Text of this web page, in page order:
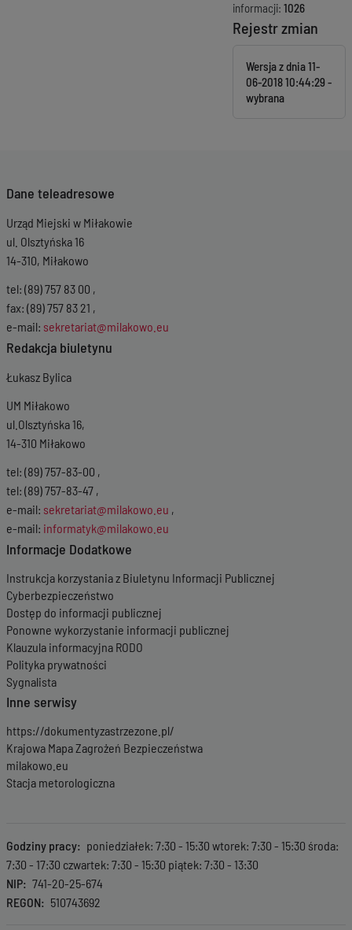
informacji: 1026
Rejestr zmian
Wersja z dnia11-
06-2018 10:44:29
Dane teleadresowe
Urząd Miejski w Miłakowie
ul. Olsztyńska 16
14-310, Miłakowo
tel: (89) 757 83 00 ,
fax: (89) 757 83 21 ,
e-mail: sekretariat@milakowo.eu
Redakcja biuletynu
Łukasz Bylica
UM Miłakowo
ul.Olsztyńska 16,
14-310 Miłakowo
tel: (89) 757-83-00 ,
tel: (89) 757-83-47 ,
e-mail: sekretariat@milakowo.eu ,
e-mail: informatyk@milakowo.eu
Informacje Dodatkowe
Instrukcja korzystania z Biuletynu Informacji Publicznej
Cyberbezpieczeństwo
Dostęp do informacji publicznej
Ponowne wykorzystanie informacji publicznej
Klauzula informacyjna RODO
Polityka prywatności
Sygnalista
Inne serwisy
https://dokumentyzastrzezone.pl/
Krajowa Mapa Zagrożeń Bezpieczeństwa
milakowo.eu
Stacja metorologiczna
Godziny pracy
poniedziałek: 7:30 - 15:30 wtorek: 7:30 - 15:30 środa:
7:30 - 17:30 czwartek: 7:30 - 15:30 piątek: 7:30 - 13:30
NIP
741-20-25-674
REGON
510743692